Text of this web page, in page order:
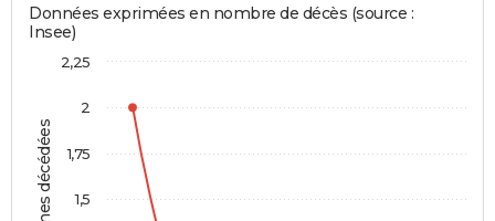
Données exprimées en nombre de décès (source :
Insee)
1,5
1,75
2
2,25